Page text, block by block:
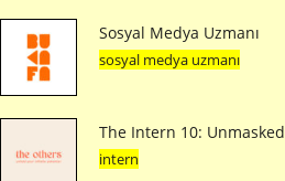
Sosyal Medya Uzmanı
sosyal medya uzmanı
The Intern 10: Unmasked
intern